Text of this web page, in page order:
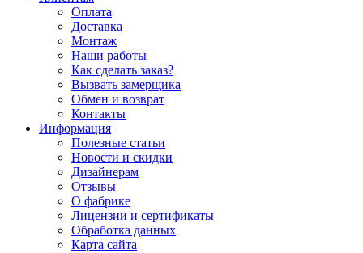
Оплата
Доставка
Монтаж
Наши работы
Как сделать заказ?
Вызвать замерщика
Обмен и возврат
Контакты
Информация
Полезные статьи
Новости и скидки
Дизайнерам
Отзывы
О фабрике
Лицензии и сертификаты
Обработка данных
Карта сайта